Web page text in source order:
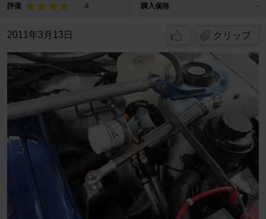
評価 4 購入価格 -
2011年3月13日 クリップ